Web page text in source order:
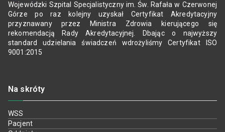
Wojewódzki Szpital Specjalistyczny im. Św. Rafała w Czerwonej
Górze po raz kolejny uzyskał Certyfikat Akredytacyjny
przyznawany przez Ministra Zdrowia kierującego się
rekomendacją Rady Akredytacyjnej. Dbając o najwyższy
standard udzielania świadczeń wdrożyliśmy Certyfikat ISO
9001:2015
Na skróty
WSS
Pacjent